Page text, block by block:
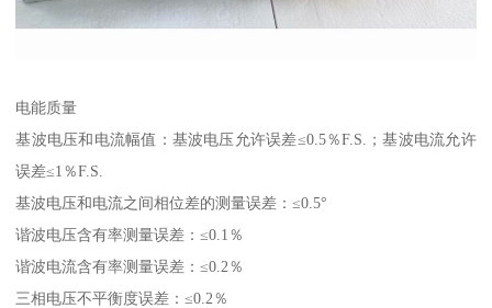
电能质量
基波电压和电流幅值：基波电压允许误差≤0.5％F.S.；基波电流允许
误差≤1％F.S.
基波电压和电流之间相位差的测量误差：≤0.5°
谐波电压含有率测量误差：≤0.1％
谐波电流含有率测量误差：≤0.2％
三相电压不平衡度误差：≤0.2％